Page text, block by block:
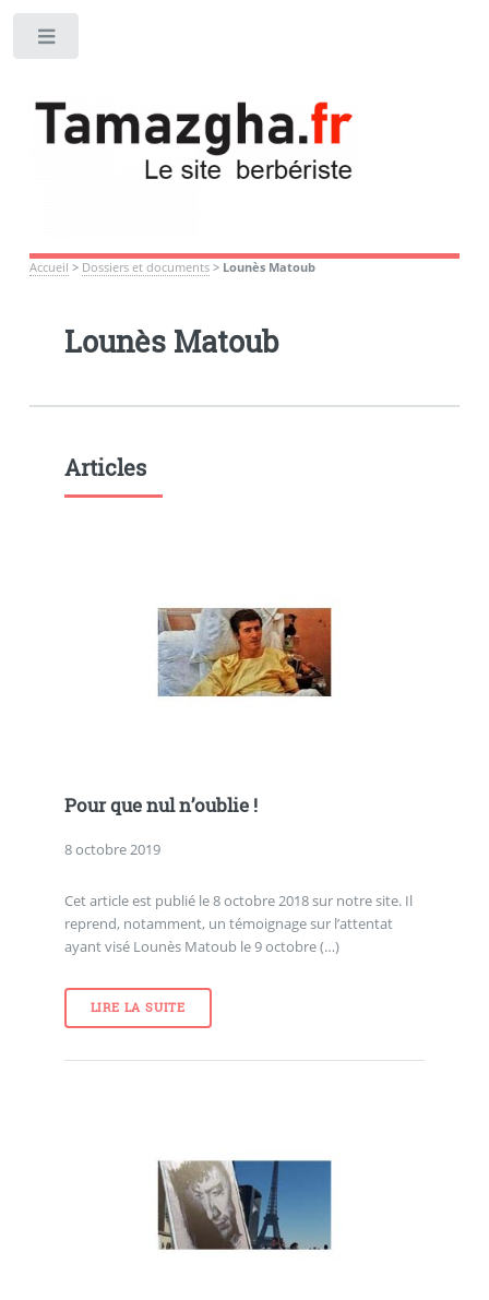
Accueil > Dossiers et documents> Lounès Matoub
Lounès Matoub
Articles
Pour que nul n’oublie !
8 octobre 2019
Cet article est publié le 8 octobre 2018 sur notre site. Il
reprend, notamment, un témoignage sur l’attentat
ayant visé Lounès Matoub le 9 octobre (…)
LIRE LA SUITE